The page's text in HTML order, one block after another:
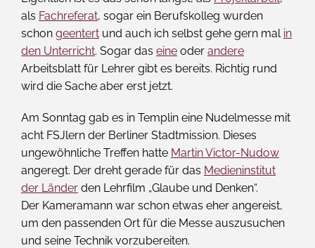
als Fachreferat, sogar ein Berufskolleg wurden
schon geentert und auch ich selbst gehe gern mal in
den Unterricht. Sogar das eine oder andere
Arbeitsblatt für Lehrer gibt es bereits. Richtig rund
wird die Sache aber erst jetzt.
Am Sonntag gab es in Templin eine Nudelmesse mit
acht FSJlern der Berliner Stadtmission. Dieses
ungewöhnliche Treffen hatte Martin Victor-Nudow
angeregt. Der dreht gerade für das Medieninstitut
der Länder den Lehrfilm „Glaube und Denken“.
Der Kameramann war schon etwas eher angereist,
um den passenden Ort für die Messe auszusuchen
und seine Technik vorzubereiten.